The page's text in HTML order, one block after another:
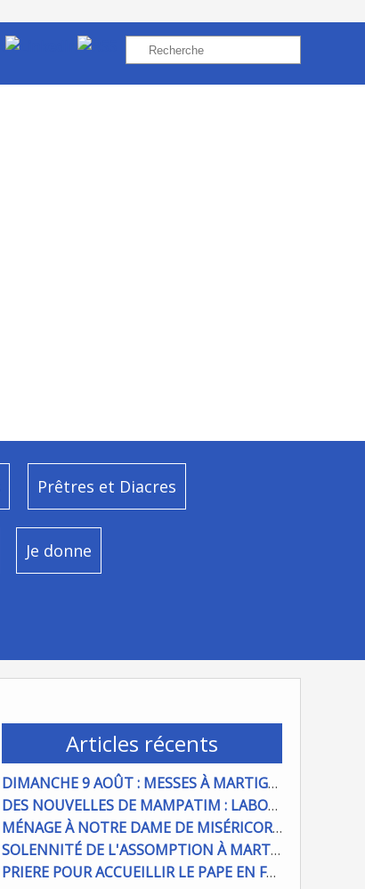
Prêtres et Diacres
Je donne
Articles récents
DIMANCHE 9 AOÛT : MESSES À MARTIGUES ET PORT DE BOUC
DES NOUVELLES DE MAMPATIM : LABOUR DU CHAMP PAROISSIAL
MÉNAGE À NOTRE DAME DE MISÉRICORDE : ON COMPTE SUR VOUS !
SOLENNITÉ DE L'ASSOMPTION À MARTIGUES ET PORT DE BOUC
PRIERE POUR ACCUEILLIR LE PAPE EN FRANCE